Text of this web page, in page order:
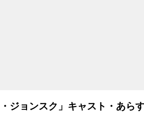
ジョンスク」キャスト・あら